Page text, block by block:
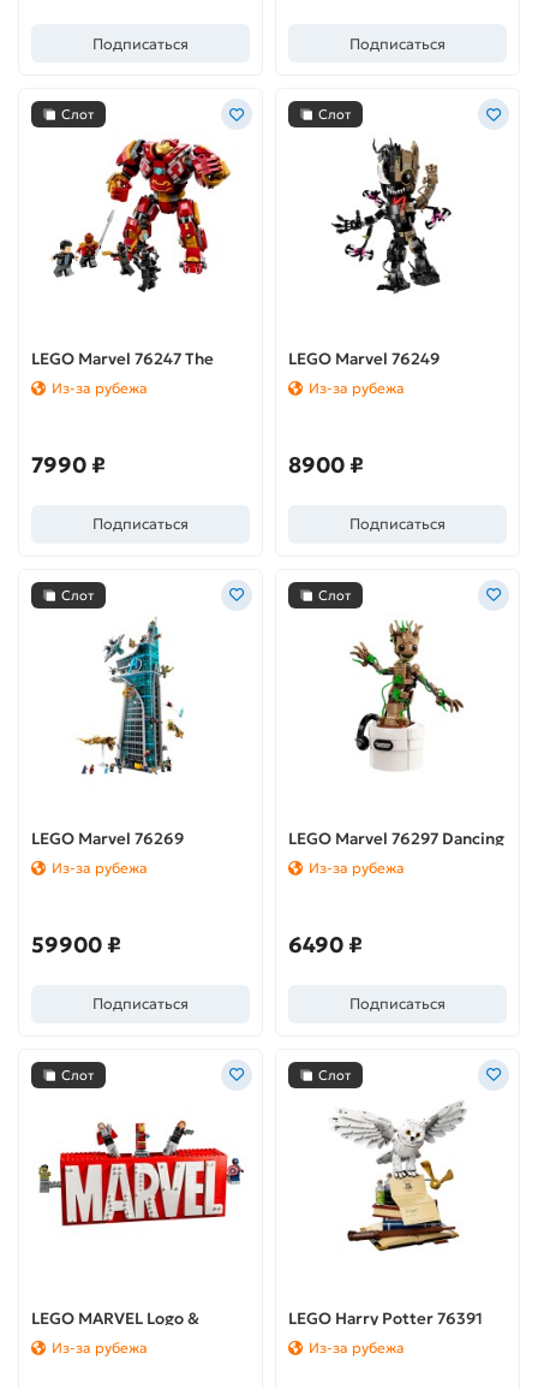
Подписаться Подписаться
Слот
LEGO Marvel 76247 The
Hulkbuster: The Battle of
Wakanda (Халкбастер:
Из-за рубежа
7990 ₽
Подписаться
Слот
LEGO Marvel 76249
Venomized Groot
(Веномизированный Грут)
Из-за рубежа
8900 ₽
Подписаться
Слот
LEGO Marvel 76269
Avengers Tower (Башня
Мстителей)
Из-за рубежа
59900 ₽
Подписаться
Слот
LEGO Marvel 76297 Dancing
Groot (Танцующий Грут)
Из-за рубежа
6490 ₽
Подписаться
Слот
LEGO MARVEL Logo &
Minifigures 76313 (Логотип
и минифигурки MARVEL)
Из-за рубежа
Слот
LEGO Harry Potter 76391
Hogwarts™ Icons -
Collectors' Edition
Из-за рубежа